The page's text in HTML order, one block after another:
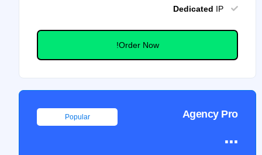
Dedicated IP
Order Now!
Agency Pro
Popular
...